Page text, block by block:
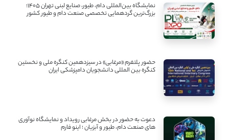
نمایشگاه بین‌المللی دام، طیور، صنایع لبنی تهران ۱۴۰۵؛
بزرگ‌ترین گردهمایی تخصصی صنعت دام و طیور کشور
حضور پلتفرم «مرغابی» در سیزدهمین کنگره ملی و نخستین
کنگره بین ‌المللی دانشجویان دامپزشکی ایران
دعوت به حضور در بخش مرغابی رویداد و نمایشگاه نوآوری
های صنعت دام، طیور و آبزیان ؛ اینو فارم